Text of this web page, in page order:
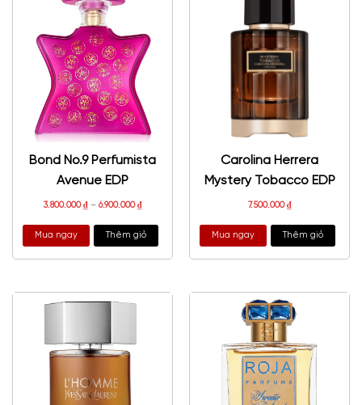
Bond No.9 Perfumista
Avenue EDP
3.800.000₫– 6.900.000₫
Mua ngay Thêm giỏ
Carolina Herrera
Mystery Tobacco EDP
7.500.000₫
Mua ngay Thêm giỏ